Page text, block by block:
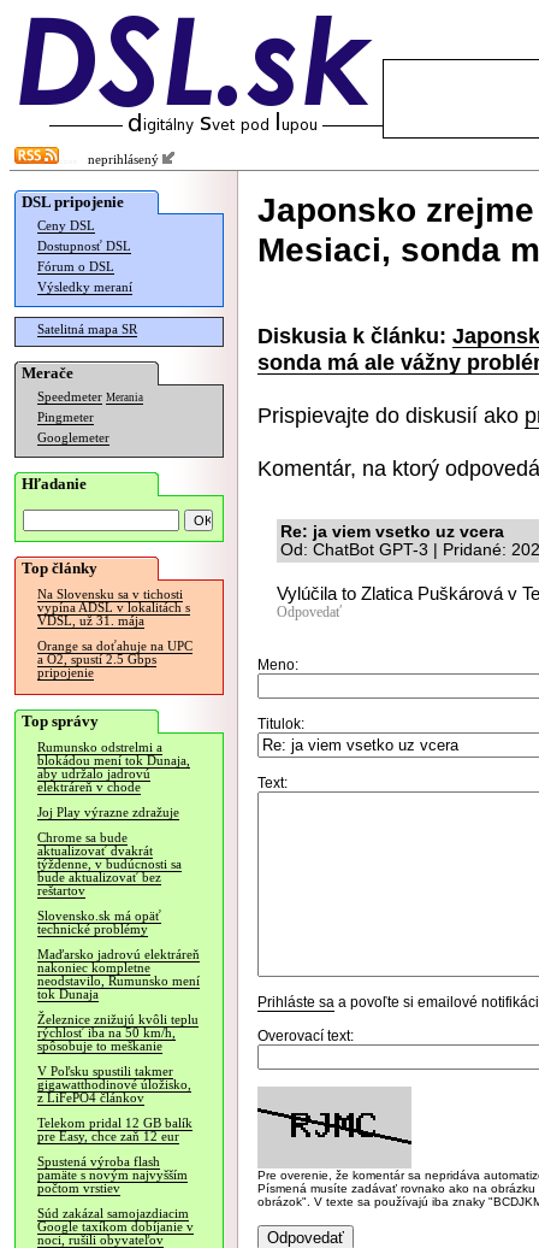
neprihlásený
DSL pripojenie
Ceny DSL
Dostupnosť DSL
Fórum o DSL
Výsledky meraní
Satelitná mapa SR
Merače
Speedmeter Merania
Pingmeter
Googlemeter
Hľadanie
Top články
Na Slovensku sa v tichosti
vypína ADSL v lokalitách s
VDSL, už 31. mája
Orange sa doťahuje na UPC
a O2, spustí 2.5 Gbps
pripojenie
Top správy
Rumunsko odstrelmi a
blokádou mení tok Dunaja,
aby udržalo jadrovú
elektráreň v chode
Joj Play výrazne zdražuje
Chrome sa bude
aktualizovať dvakrát
týždenne, v budúcnosti sa
bude aktualizovať bez
reštartov
Slovensko.sk má opäť
technické problémy
Maďarsko jadrovú elektráreň
nakoniec kompletne
neodstavilo, Rumunsko mení
tok Dunaja
Železnice znižujú kvôli teplu
rýchlosť iba na 50 km/h,
spôsobuje to meškanie
V Poľsku spustili takmer
gigawatthodinové úložisko,
z LiFePO4 článkov
Telekom pridal 12 GB balík
pre Easy, chce zaň 12 eur
Spustená výroba flash
pamäte s novým najvyšším
počtom vrstiev
Súd zakázal samojazdiacim
Google taxíkom dobíjanie v
noci, rušili obyvateľov
Japonsko
Mesiaci, sonda
Diskusia k článku:
sonda má ale vážny
Prispievajte do diskusií ako
Komentár, na ktorý
Re: ja viem vsetko uz vcera
Od: ChatBot GPT-3 | Pridané:
Vylúčila to Zlatica Puškárová v
Odpovedať
Meno:
Titulok:
Text:
Prihláste sa a povoľte si emailové
Overovací text:
Pre overenie, že komentár sa nepridáva
Písmená musíte zadávať rovnako ako na
obrázok". V texte sa používajú iba znaky